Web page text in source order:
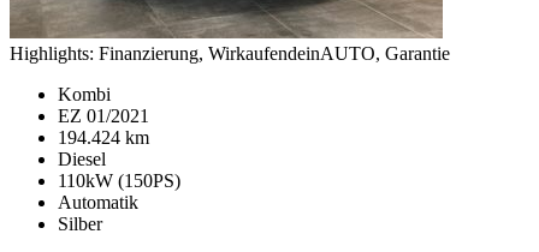
Highlights: Finanzierung, WirkaufendeinAUTO, Garantie
Kombi
EZ 01/2021
194.424 km
Diesel
110kW (150PS)
Automatik
Silber